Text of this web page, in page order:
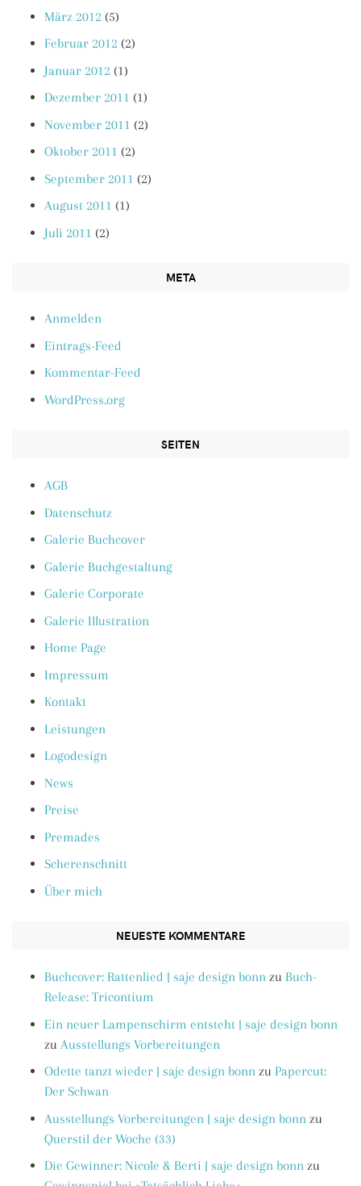
März 2012 (5)
Februar 2012 (2)
Januar 2012 (1)
Dezember 2011 (1)
November 2011 (2)
Oktober 2011 (2)
September 2011 (2)
August 2011 (1)
Juli 2011 (2)
META
Anmelden
Eintrags-Feed
Kommentar-Feed
WordPress.org
SEITEN
AGB
Datenschutz
Galerie Buchcover
Galerie Buchgestaltung
Galerie Corporate
Galerie Illustration
Home Page
Impressum
Kontakt
Leistungen
Logodesign
News
Preise
Premades
Scherenschnitt
Über mich
NEUESTE KOMMENTARE
Buchcover: Rattenlied | saje design bonn zu Buch-
Release: Tricontium
Ein neuer Lampenschirm entsteht | saje design bonn
zu Ausstellungs Vorbereitungen
Odette tanzt wieder | saje design bonn zu Papercut:
Der Schwan
Ausstellungs Vorbereitungen | saje design bonn zu
Querstil der Woche (33)
Die Gewinner: Nicole & Berti | saje design bonn zu